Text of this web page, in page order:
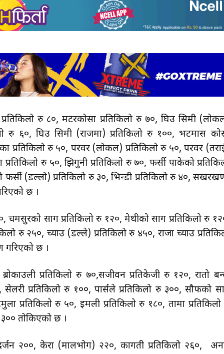
रु ८०, मटरकोसा प्रतिकिलो रु ७०, घिउ सिमी
रु ६०, घिउ सिमी (राजमा) प्रतिकिलो रु १००, भटमास
प्रतिकिलो रु ५०, परवर (लोकल) प्रतिकिलो रु ५०, परवर
प्रतिकिलो रु ५०, झिगुनी प्रतिकिलो रु ७०, फर्सी पाकेको
फर्सी (डल्लो) प्रतिकिलो रु ३०, भिन्डी प्रतिकिलो रु ४०,
छ ।
चमसुरको साग प्रतिकिलो रु १२०, मेथीको साग प्रतिकिलो रु
रु २५०, च्याउ (डल्ले) प्रतिकिलो रु ४५०, राजा च्याउ
गरिएको छ ।
प्रतिकिलो रु ७०,सजीवन प्रतिकेजी रु १२०, रातो
सेलरी प्रतिकिलो रु १००, पार्सले प्रतिकिलो रु ३००, सौफको
प्रतिकिलो रु ५०, इमली प्रतिकिलो रु १८०, तामा
३०० तोकिएको छ ।
२००, केरा (मालभोग) २२०, कागती प्रतिकिलो २६०,